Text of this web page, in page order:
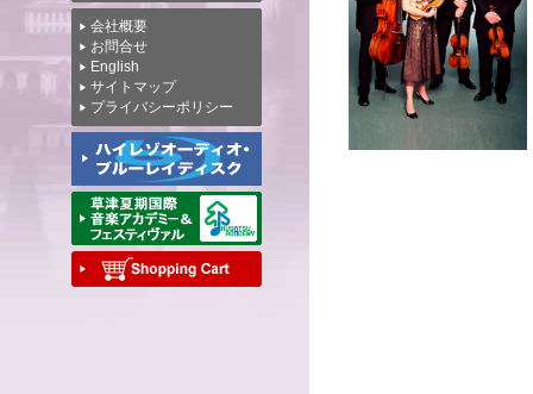
会社概要
お問合せ
English
サイトマップ
プライバシーポリシー